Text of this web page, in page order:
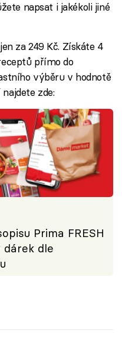
napsat i jakékoli jiné
za 249 Kč. Získáte 4
přímo do
výběru v hodnotě
zde:
Prima FRESH
dle